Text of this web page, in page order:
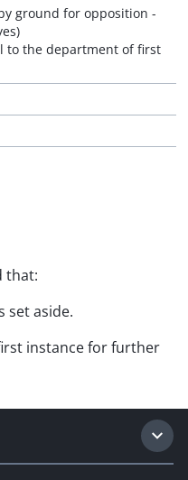
ground for opposition -
to the department of first
that:
set aside.
instance for further